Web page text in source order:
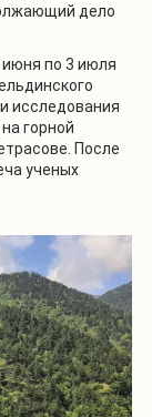
дело
по 3 июля
исследования
горной
После
ученых